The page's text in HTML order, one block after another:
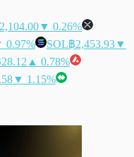
▼ 0.26%
0.97% SOL฿2,453.93▼
▲ 0.78%
▼ 1.15%